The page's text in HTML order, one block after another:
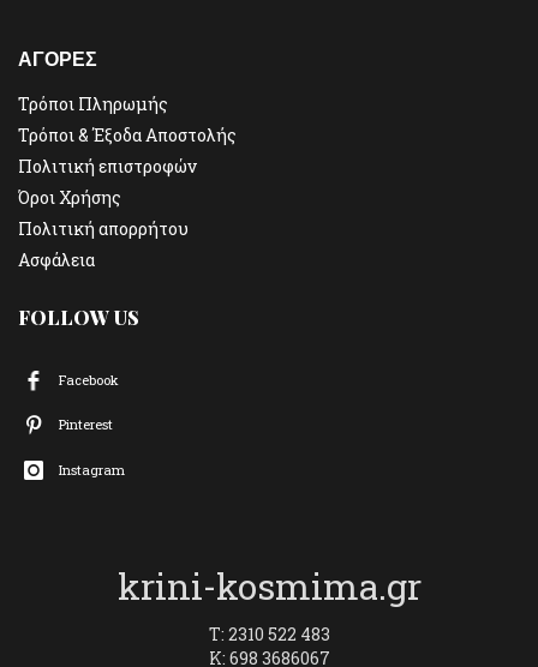
ΑΓΟΡΕΣ
Τρόποι Πληρωμής
Τρόποι & Έξοδα Αποστολής
Πολιτική επιστροφών
Όροι Χρήσης
Πολιτική απορρήτου
Ασφάλεια
FOLLOW US
Facebook
Pinterest
Instagram
krini-kosmima.gr
T: 2310 522 483
K: 698 3686067